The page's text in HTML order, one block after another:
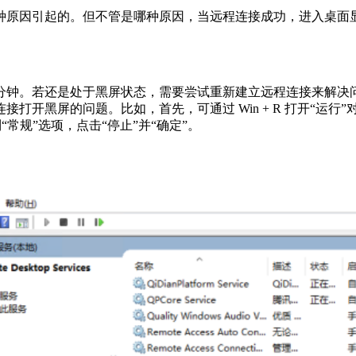
引起的。但不管是哪种原因，当远程连接成功，进入桌面
若还是处于黑屏状态，需要尝试重新建立远程连接来解决
打开黑屏的问题。比如，首先，可通过 Win + R 打开“运行”
规”选项，点击“停止”并“确定”。